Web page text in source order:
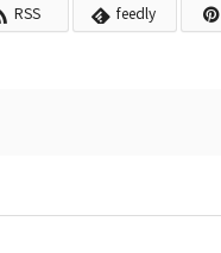
RSS feedly